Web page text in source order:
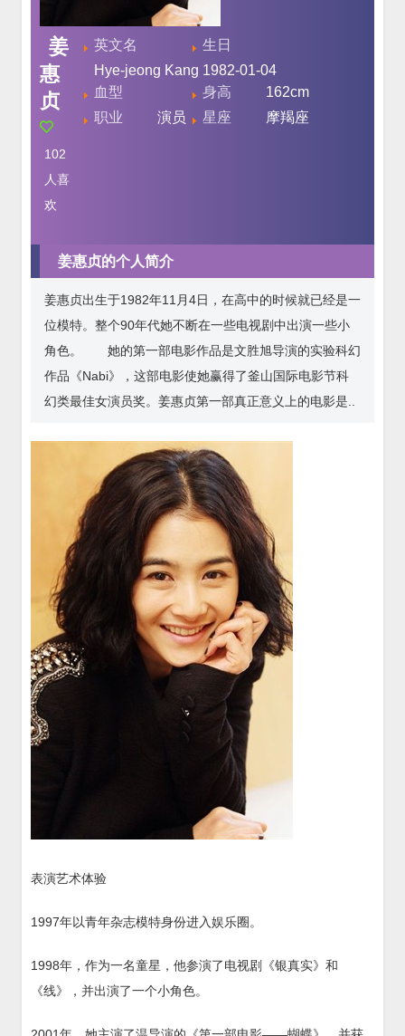
姜
惠
贞
102
人喜
欢
英文名
Hye-jeong Kang
生日
1982-01-04
血型
身高
162cm
职业
演员 星座 摩羯座
姜惠贞的个人简介
姜惠贞出生于1982年11月4日，在高中的时候就已经是一
位模特。整个90年代她不断在一些电视剧中出演一些小
角色。 她的第一部电影作品是文胜旭导演的实验科幻
作品《Nabi》，这部电影使她赢得了釜山国际电影节科
幻类最佳女演员奖。姜惠贞第一部真正意义上的电影是..
表演艺术体验
1997年以青年杂志模特身份进入娱乐圈。
1998年，作为一名童星，他参演了电视剧《银真实》和
《线》，并出演了一个小角色。